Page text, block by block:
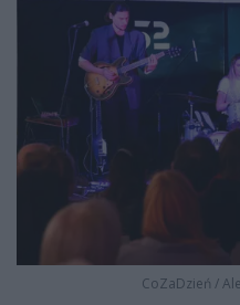
CoZaDzień /